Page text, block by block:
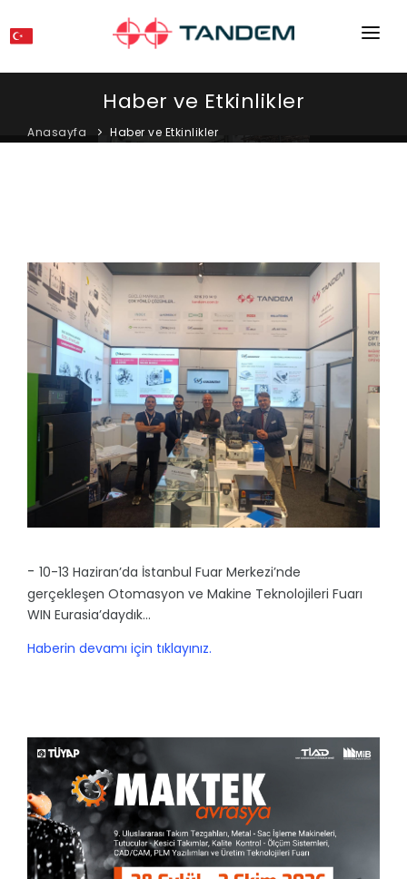
ANA SAYFA
BLOG
MAĞAZA
İLETIŞIM
SERVIS
Haber ve Etkinlikler
Anasayfa Haber ve Etkinlikler
- 10-13 Haziran’da İstanbul Fuar Merkezi’nde
gerçekleşen Otomasyon ve Makine Teknolojileri Fuarı
WIN Eurasia’daydık…
Haberin devamı için tıklayınız.